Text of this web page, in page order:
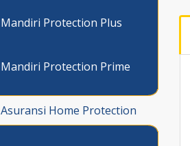
Mandiri Protection Plus
Mandiri Protection Prime
Asuransi Home Protection